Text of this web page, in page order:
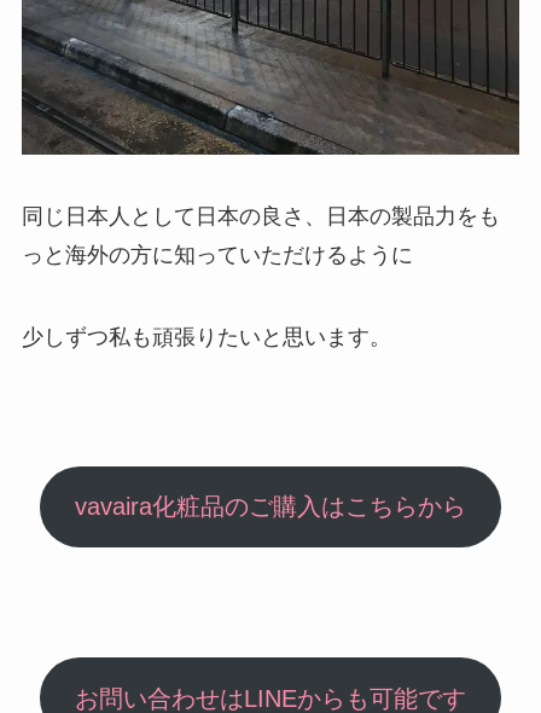
同じ日本人として日本の良さ、日本の製品力をも
っと海外の方に知っていただけるように
少しずつ私も頑張りたいと思います。
vavaira化粧品のご購入はこちらから
お問い合わせはLINEからも可能です